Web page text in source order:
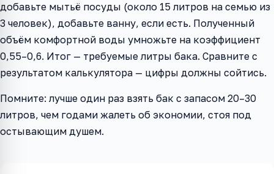
добавьте мытьё посуды (около 15 литров на семью из
3 человек), добавьте ванну, если есть. Полученный
объём комфортной воды умножьте на коэффициент
0,55–0,6. Итог — требуемые литры бака. Сравните с
результатом калькулятора — цифры должны сойтись.
Помните: лучше один раз взять бак с запасом 20–30
литров, чем годами жалеть об экономии, стоя под
остывающим душем.